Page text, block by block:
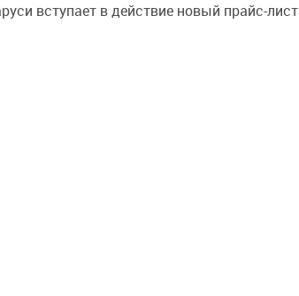
вступает в действие новый прайс-лист